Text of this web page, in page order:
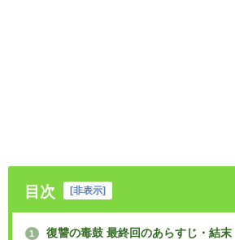
目次 [非表示]
1 復讐の毒鼓 最終回のあらすじ・結末